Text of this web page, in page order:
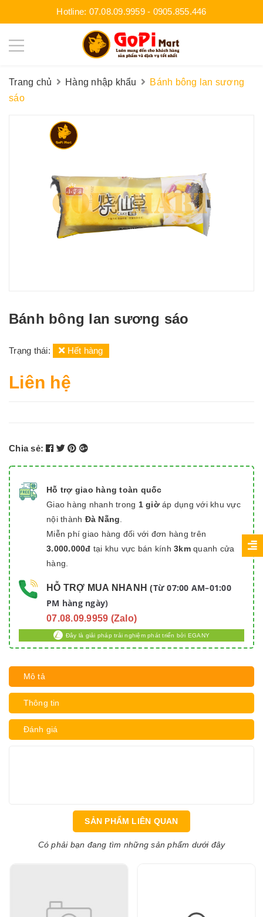
Hotline: 07.08.09.9959- 0905.855.446
Trang chủ Hàng nhập khẩu
Bánh bông lan sương
sáo
Bánh bông lan sương sáo
Trạng thái: Hết hàng
Liên hệ
Chia sẻ:
Hỗ trợ giao hàng toàn quốc
Giao hàng nhanh trong 1 giờáp dụng với khu vực
nội thành Đà Nẵng
Miễn phí giao hàng đối với đơn hàng trên
3.000.000đ tại khu vực bán kính 3kmquanh cửa
hàng.
HỖ TRỢ MUA NHANH (Từ 07:00 AM–01:00
PM hàng ngày)
07.08.09.9959 (Zalo)
Đây là giải pháp trải nghiệm phát triển bởi EGANY
Mô tả
Thông tin
Đánh giá
SẢN PHẨM LIÊN QUAN
Có phải bạn đang tìm những sản phẩm dưới đây